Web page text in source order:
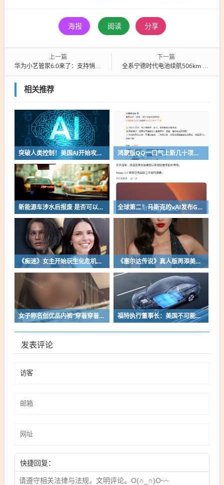
海报 阅读 分享
上一篇
华为小艺管家6.0来了：支持悄悄话 深夜不吵人
下一篇
全系宁德时代电池续航506km 新款长安启源Q05上市：8.99万起
相关推荐
突破人类控制！美国AI开始攻击真人了 鸿蒙版QQ一口气上新几十项功能：10G文件可传微信好友
新能源车涉水后报废 是否可以全损理赔 全球第二！马斯克的xAI发布Grok Imagine Image 2.0模型：AI生图/编辑能力大增
《痴迷》女主开始玩生化危机了！自曝有参演机会 《塞尔达传说》真人版再添美女！曾出演冯小刚电影
女子称名创优品内裤“穿着穿着掉了”让其颜面尽失 品牌方客服回应：已启动紧急调查 福特执行董事长：美国不可能永远把中国车企挡在门外 进来也有信心击败
发表评论
快捷回复：